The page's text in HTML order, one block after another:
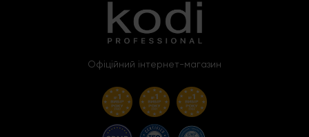
Офіційний інтернет-магазин